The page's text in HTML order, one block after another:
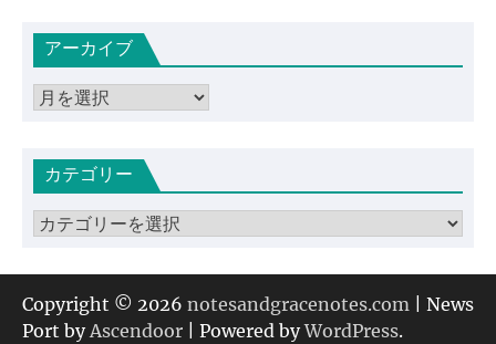
アーカイブ
ア
イカテゴリー
カ
ゴ
リ
ー
Copyright © 2026 notesandgracenotes.com | News
Port byAscendoor | Powered byWordPress.